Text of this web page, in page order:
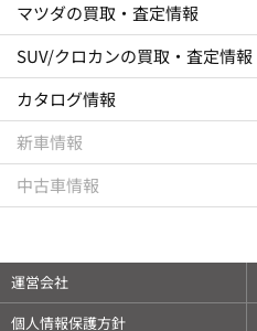
マツダの買取・査定情報
SUV/クロカンの買取・査定情報
カタログ情報
新車情報
中古車情報
運営会社
個人情報保護方針